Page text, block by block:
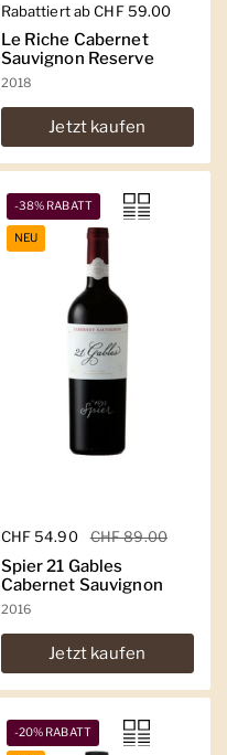
Regulärer Preis
Rabattiert ab CHF 59.00
Le Riche Cabernet
Sauvignon Reserve
2018
Jetzt kaufen
Regulärer Preis
CHF 54.90 Sale-Preis
CHF 89.00
Spier 21 Gables
Cabernet Sauvignon
2016
Jetzt kaufen
-38% RABATT
NEU
-20% RABATT